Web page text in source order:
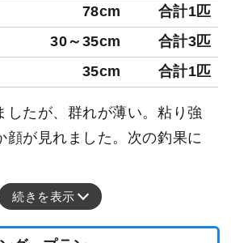
78cm 合計1匹
30～35cm 合計3匹
35cm 合計1匹
したが、群れが薄い。粘り強
顔が見れました。次の釣果に
続きを表示